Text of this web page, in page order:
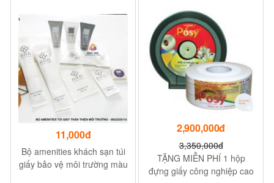
Khách sạn, Resort, v.v
_TKI
11,000đ
Bộ amenities khách sạn túi
giấy bảo vệ môi trường màu
2,900,000đ
3,350,000đ
TẶNG MIỄN PHÍ 1 hộp
đựng giấy công nghiệp cao